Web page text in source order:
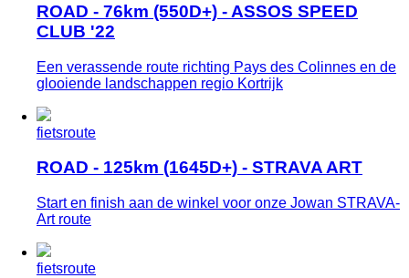
ROAD - 76km (550D+) - ASSOS SPEED
CLUB '22
Een verassende route richting Pays des Colinnes en de
glooiende landschappen regio Kortrijk
fietsroute
ROAD - 125km (1645D+) - STRAVA ART
Start en finish aan de winkel voor onze Jowan STRAVA-
Art route
fietsroute